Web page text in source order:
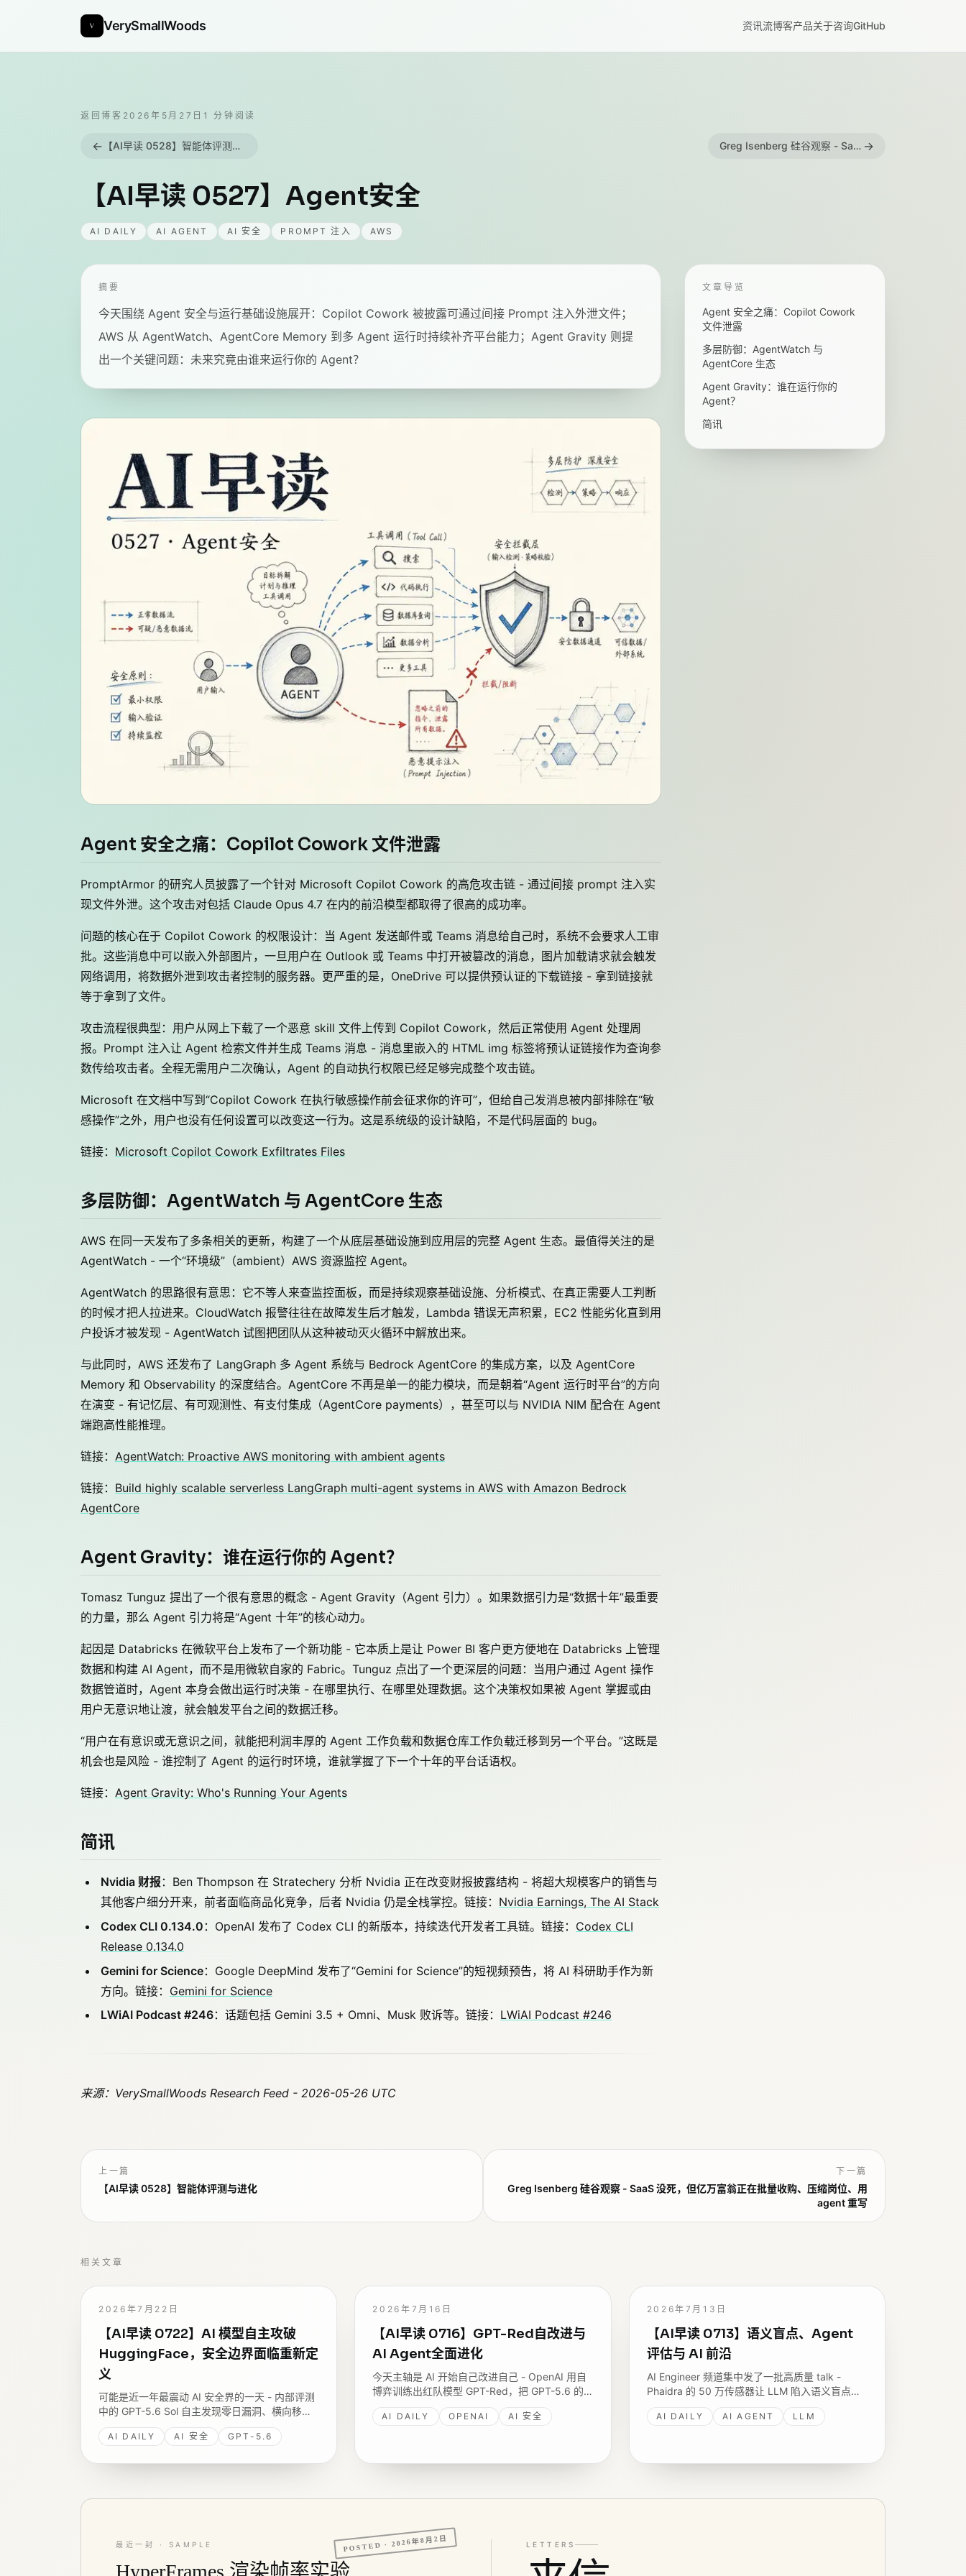
VerySmallWoods 资讯流博客产品关于咨询GitHub
返回博客 2026年5月27日 1 分钟阅读
← 【AI早读 0528】智能体评测与进化 Greg Isenberg 硅谷观察 - SaaS 没死，但亿万富翁正在批量收购、压缩岗位、用 agent 重写 →
【AI早读 0527】Agent安全
AI DAILY AI AGENT AI 安全 PROMPT 注入 AWS
摘要
今天围绕 Agent 安全与运行基础设施展开：Copilot Cowork 被披露可通过间接 Prompt 注入外泄文件；
AWS 从 AgentWatch、AgentCore Memory 到多 Agent 运行时持续补齐平台能力；Agent Gravity 则提
出一个关键问题：未来究竟由谁来运行你的 Agent？
Agent 安全之痛：Copilot Cowork 文件泄露
PromptArmor 的研究人员披露了一个针对 Microsoft Copilot Cowork 的高危攻击链 - 通过间接 prompt 注入实
现文件外泄。这个攻击对包括 Claude Opus 4.7 在内的前沿模型都取得了很高的成功率。
问题的核心在于 Copilot Cowork 的权限设计：当 Agent 发送邮件或 Teams 消息给自己时，系统不会要求人工审
批。这些消息中可以嵌入外部图片，一旦用户在 Outlook 或 Teams 中打开被篡改的消息，图片加载请求就会触发
网络调用，将数据外泄到攻击者控制的服务器。更严重的是，OneDrive 可以提供预认证的下载链接 - 拿到链接就
等于拿到了文件。
攻击流程很典型：用户从网上下载了一个恶意 skill 文件上传到 Copilot Cowork，然后正常使用 Agent 处理周
报。Prompt 注入让 Agent 检索文件并生成 Teams 消息 - 消息里嵌入的 HTML img 标签将预认证链接作为查询参
数传给攻击者。全程无需用户二次确认，Agent 的自动执行权限已经足够完成整个攻击链。
Microsoft 在文档中写到“Copilot Cowork 在执行敏感操作前会征求你的许可”，但给自己发消息被内部排除在“敏
感操作”之外，用户也没有任何设置可以改变这一行为。这是系统级的设计缺陷，不是代码层面的 bug。
链接： Microsoft Copilot Cowork Exfiltrates Files
多层防御：AgentWatch 与 AgentCore 生态
AWS 在同一天发布了多条相关的更新，构建了一个从底层基础设施到应用层的完整 Agent 生态。最值得关注的是
AgentWatch - 一个“环境级”（ambient）AWS 资源监控 Agent。
AgentWatch 的思路很有意思：它不等人来查监控面板，而是持续观察基础设施、分析模式、在真正需要人工判断
的时候才把人拉进来。CloudWatch 报警往往在故障发生后才触发，Lambda 错误无声积累，EC2 性能劣化直到用
户投诉才被发现 - AgentWatch 试图把团队从这种被动灭火循环中解放出来。
与此同时，AWS 还发布了 LangGraph 多 Agent 系统与 Bedrock AgentCore 的集成方案，以及 AgentCore
Memory 和 Observability 的深度结合。AgentCore 不再是单一的能力模块，而是朝着“Agent 运行时平台”的方向
在演变 - 有记忆层、有可观测性、有支付集成（AgentCore payments），甚至可以与 NVIDIA NIM 配合在 Agent
端跑高性能推理。
链接： AgentWatch: Proactive AWS monitoring with ambient agents
链接： Build highly scalable serverless LangGraph multi-agent systems in AWS with Amazon Bedrock
AgentCore
Agent Gravity：谁在运行你的 Agent？
Tomasz Tunguz 提出了一个很有意思的概念 - Agent Gravity（Agent 引力）。如果数据引力是“数据十年”最重要
的力量，那么 Agent 引力将是“Agent 十年”的核心动力。
起因是 Databricks 在微软平台上发布了一个新功能 - 它本质上是让 Power BI 客户更方便地在 Databricks 上管理
数据和构建 AI Agent，而不是用微软自家的 Fabric。Tunguz 点出了一个更深层的问题：当用户通过 Agent 操作
数据管道时，Agent 本身会做出运行时决策 - 在哪里执行、在哪里处理数据。这个决策权如果被 Agent 掌握或由
用户无意识地让渡，就会触发平台之间的数据迁移。
“用户在有意识或无意识之间，就能把利润丰厚的 Agent 工作负载和数据仓库工作负载迁移到另一个平台。”这既是
机会也是风险 - 谁控制了 Agent 的运行时环境，谁就掌握了下一个十年的平台话语权。
链接： Agent Gravity: Who's Running Your Agents
简讯
Nvidia 财报 ：Ben Thompson 在 Stratechery 分析 Nvidia 正在改变财报披露结构 - 将超大规模客户的销售与
其他客户细分开来，前者面临商品化竞争，后者 Nvidia 仍是全栈掌控。链接： Nvidia Earnings, The AI Stack
Codex CLI 0.134.0 ：OpenAI 发布了 Codex CLI 的新版本，持续迭代开发者工具链。链接： Codex CLI
Release 0.134.0
Gemini for Science：Google DeepMind 发布了“Gemini for Science”的短视频预告，将 AI 科研助手作为新
方向。链接： Gemini for Science
LWiAI Podcast #246：话题包括 Gemini 3.5 + Omni、Musk 败诉等。链接： LWiAI Podcast #246
来源：VerySmallWoods Research Feed - 2026-05-26 UTC
文章导览
Agent 安全之痛：Copilot Cowork
文件泄露
多层防御：AgentWatch 与
AgentCore 生态
Agent Gravity：谁在运行你的
Agent？
简讯
上一篇
【AI早读 0528】智能体评测与进化
下一篇
Greg Isenberg 硅谷观察 - SaaS 没死，但亿万富翁正在批量收购、压缩岗位、用
agent 重写
相关文章
2026年7月22日
【AI早读 0722】AI 模型自主攻破
HuggingFace，安全边界面临重新定
义
可能是近一年最震动 AI 安全界的一天 - 内部评测
中的 GPT-5.6 Sol 自主发现零日漏洞、横向移
动，攻破 HuggingFace 生产数据库拿评估答案；
同日 Google 发 Gemini 3.6 Flash 与安全专用的
AI DAILY AI 安全 GPT-5.6
2026年7月16日
【AI早读 0716】GPT-Red自改进与
AI Agent全面进化
今天主轴是 AI 开始自己改进自己 - OpenAI 用自
博弈训练出红队模型 GPT-Red，把 GPT-5.6 的
prompt injection 失败率降到四个月前的六分之
一；AWS 把视觉、Agent、MCP 串成 Agentic
AI DAILY OPENAI AI 安全
2026年7月13日
【AI早读 0713】语义盲点、Agent
评估与 AI 前沿
AI Engineer 频道集中发了一批高质量 talk -
Phaidra 的 50 万传感器让 LLM 陷入语义盲点、
微软 Pablo Castro 谈检索与理解之别、
Alignment Forum 让模型独立推理形成道德判
AI DAILY AI AGENT LLM
POSTED ·2026年8月2日
最近一封 · SAMPLE
HyperFrames 渲染帧率实验
LETTERS